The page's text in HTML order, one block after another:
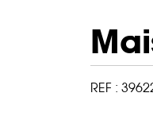
REF :